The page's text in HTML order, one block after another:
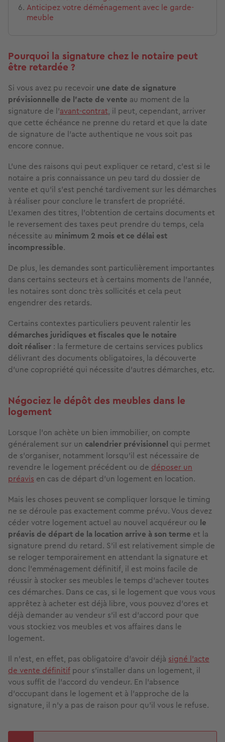
Anticipez votre déménagement avec le garde-
meuble
Pourquoi la signature chez le notaire peut
être retardée ?
Si vous avez pu recevoir une date de signature
prévisionnelle de l'acte de vente au moment de la
signature de l’avant-contrat, il peut, cependant, arriver
que cette échéance ne prenne du retard et que la date
de signature de l'acte authentique ne vous soit pas
encore connue.
L’une des raisons qui peut expliquer ce retard, c’est si le
notaire a pris connaissance un peu tard du dossier de
vente et qu’il s’est penché tardivement sur les démarches
à réaliser pour conclure le transfert de propriété.
L’examen des titres, l’obtention de certains documents et
le reversement des taxes peut prendre du temps, cela
nécessite au minimum 2 mois et ce délai est
incompressible.
De plus, les demandes sont particulièrement importantes
dans certains secteurs et à certains moments de l’année,
les notaires sont donc très sollicités et cela peut
engendrer des retards.
Certains contextes particuliers peuvent ralentir les
démarches juridiques et fiscales que le notaire
doit réaliser : la fermeture de certains services publics
délivrant des documents obligatoires, la découverte
d’une copropriété qui nécessite d’autres démarches, etc.
Négociez le dépôt des meubles dans le
logement
Lorsque l’on achète un bien immobilier, on compte
généralement sur un calendrier prévisionnel qui permet
de s’organiser, notamment lorsqu’il est nécessaire de
revendre le logement précédent ou de déposer un
préavis en cas de départ d’un logement en location.
Mais les choses peuvent se compliquer lorsque le timing
ne se déroule pas exactement comme prévu. Vous devez
céder votre logement actuel au nouvel acquéreur ou le
préavis de départ de la location arrive à son terme et la
signature prend du retard. S’il est relativement simple de
se reloger temporairement en attendant la signature et
donc l’emménagement définitif, il est moins facile de
réussir à stocker ses meubles le temps d’achever toutes
ces démarches. Dans ce cas, si le logement que vous vous
apprêtez à acheter est déjà libre, vous pouvez d’ores et
déjà demander au vendeur s’il est d’accord pour que
vous stockiez vos meubles et vos affaires dans le
logement.
Il n’est, en effet, pas obligatoire d’avoir déjà signé l’acte
de vente définitif pour s’installer dans un logement, il
vous suffit de l’accord du vendeur. En l’absence
d’occupant dans le logement et à l’approche de la
signature, il n’y a pas de raison pour qu’il vous le refuse.